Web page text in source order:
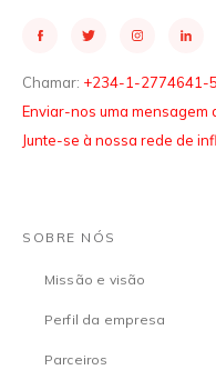
Chamar: +234-1-2774641-5
Enviar-nos uma mensagem
Junte-se à nossa rede de
SOBRE NÓS
Missão e visão
Perfil da empresa
Parceiros